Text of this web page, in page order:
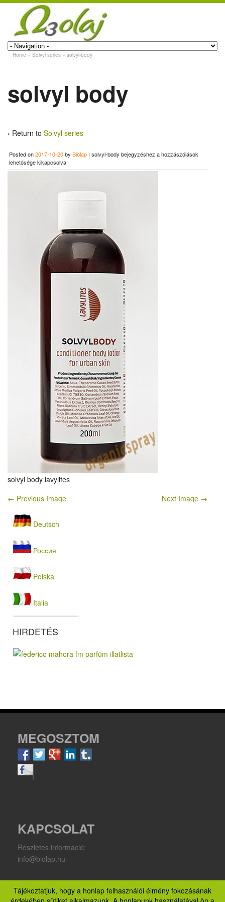
Home » Solvyl series » solvyl-body
solvyl body
‹ Return to Solvyl series
Posted on2017-10-20by Biolap | solvyl-body bejegyzéshez a hozzászólások
lehetősége kikapcsolva
solvyl body lavylites
← Previous Image
Next Image →
Deutsch
Россия
Polska
Italia
HIRDETÉS
MEGOSZTOM
KAPCSOLAT
Részletes információ:
info@biolap.hu
Copyright 2022 Független forgalmazói oldal -Lavyl Pl-Lavyl
Tájékoztatjuk, hogy a honlap felhasználói élmény fokozásának